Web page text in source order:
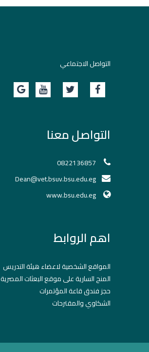
التواصل الاجتماعي
التواصل معنا
0822136857
Dean@vet.bsuv.bsu.edu.eg
www.bsu.edu.eg
اهم الروابط
المواقع الشخصية لاعضاء هيئة التدريس
المنح السارية على موقع البعثات المصرية
حجز فندق قاعة المؤتمرات
الشكاوي والمقترحات